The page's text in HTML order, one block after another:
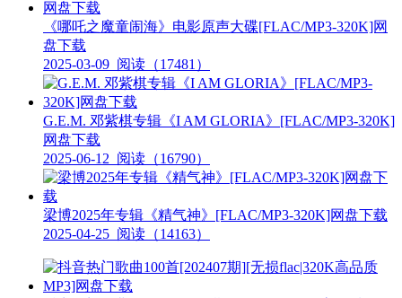
《哪吒之魔童闹海》电影原声大碟[FLAC/MP3-320K]网
盘下载
2025-03-09 阅读（17481）
G.E.M. 邓紫棋专辑《I AM GLORIA》[FLAC/MP3-320K]
网盘下载
2025-06-12 阅读（16790）
梁博2025年专辑《精气神》[FLAC/MP3-320K]网盘下载
2025-04-25 阅读（14163）